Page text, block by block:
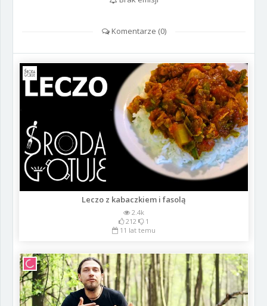
Komentarze (0)
Leczo z kabaczkiem i fasolą
2.4k
212
1
11 lat temu